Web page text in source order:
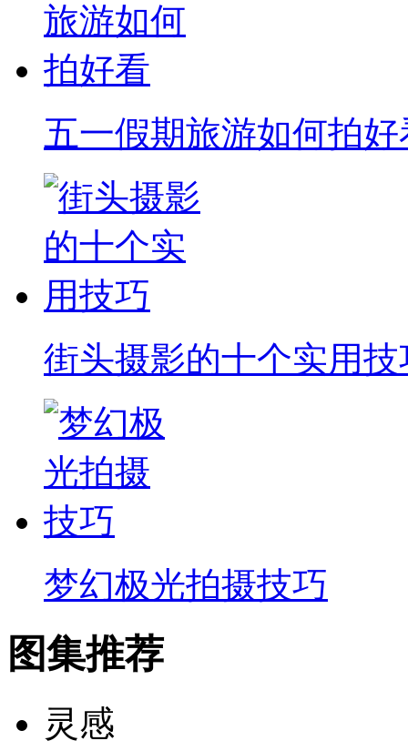
五一假期旅游如何拍好
街头摄影的十个实用技
梦幻极光拍摄技巧
图集推荐
灵感